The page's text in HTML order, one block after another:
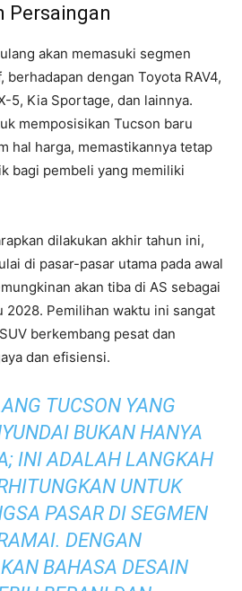
Persaingan
akan memasuki segmen
dengan Toyota RAV4,
5, Kia Sportage, dan lainnya.
memposisikan Tucson baru
hal harga, memastikannya tetap
bagi pembeli yang memiliki
dilakukan akhir tahun ini,
di pasar-pasar utama pada awal
akan tiba di AS sebagai
2028. Pemilihan waktu ini sangat
berkembang pesat dan
dan efisiensi.
TUCSON YANG
BUKAN HANYA
INI ADALAH LANGKAH
UNTUK
PASAR DI SEGMEN
DENGAN
BAHASA DESAIN